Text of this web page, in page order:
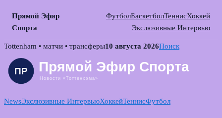
Прямой Эфир
Спорта
ФутболБаскетболТеннисХоккей
Экслюзивные Интервью
Skip
content
Tottenham • матчи • трансферы10 августа 2026Поиск
NewsЭкслюзивные ИнтервьюХоккейТеннисФутбол